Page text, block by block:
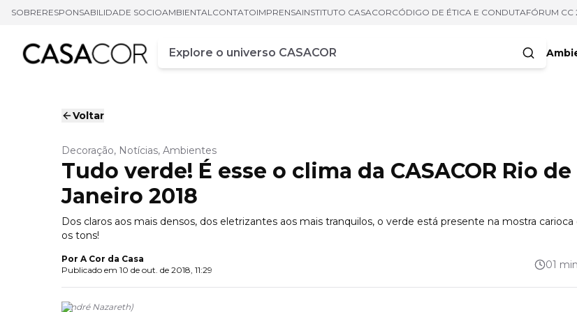
SOBRERESPONSABILIDADE SOCIOAMBIENTALCONTATOIMPRENSAINSTITUTO CASACORCÓDIGO DE ÉTICA E CONDUTAFÓRUM CC
Campo de busca
Digite pelo menos três caracteres
Voltar
Decoração, Notícias, Ambientes
Tudo verde! É esse o clima da CASACOR Rio de
Janeiro 2018
Dos claros aos mais densos, dos eletrizantes aos mais tranquilos, o verde está presente na mostra
os tons!
Por A Cor da Casa
Publicado em 10 de out. de 2018, 11:29 01
(André Nazareth)